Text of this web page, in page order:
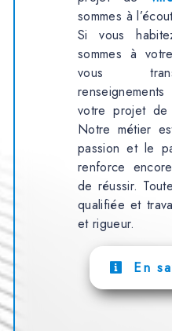
sommes à
Si vous
sommes à
vous
votre projet
Notre métier
passion et le
renforce
de réussir.
qualifiée et
et rigueur.
En